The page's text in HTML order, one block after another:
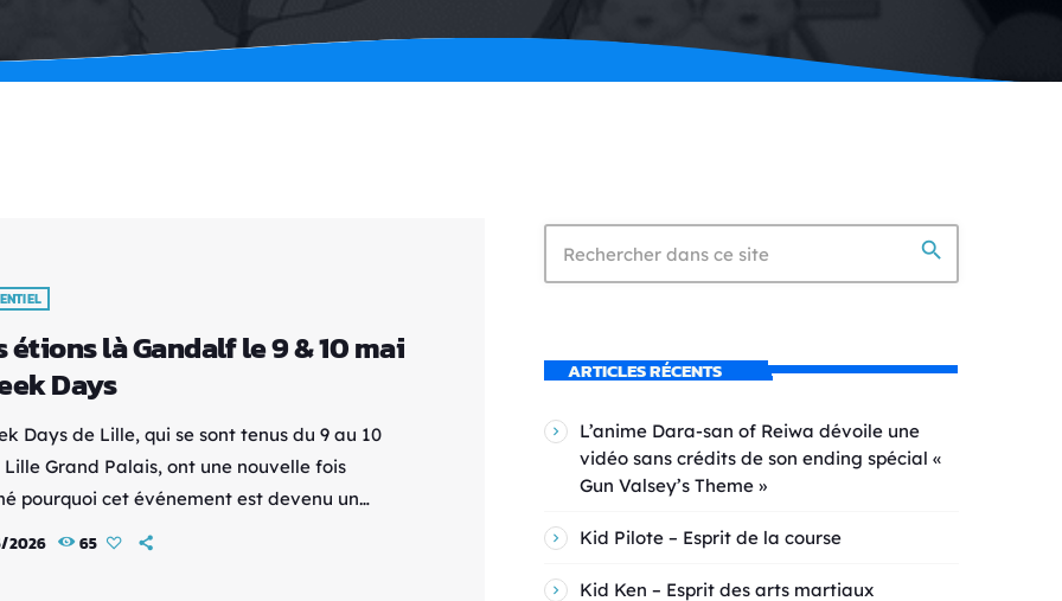
étions là Gandalf le 9 & 10 mai
Days
Days de Lille, qui se sont tenus du 9 au 10
Grand Palais, ont une nouvelle fois
pourquoi cet événement est devenu un
vous incontournable pour les passionnés de pop
2026 65
search
ARTICLES RÉCENTS
L’anime Dara-san of Reiwa dévoile une
vidéo sans crédits de son ending spécial «
Gun Valsey’s Theme »
Kid Pilote – Esprit de la course
Kid Ken – Esprit des arts martiaux